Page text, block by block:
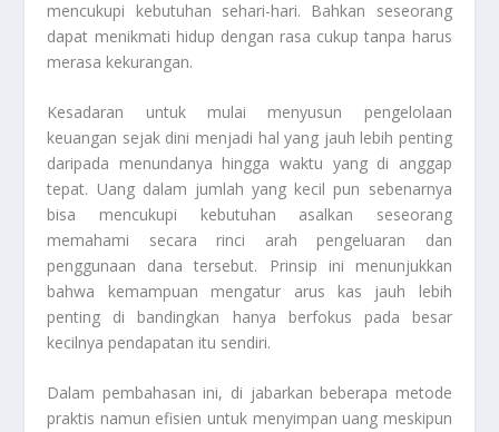
mencukupi kebutuhan sehari-hari. Bahkan seseorang
dapat menikmati hidup dengan rasa cukup tanpa harus
merasa kekurangan.
Kesadaran untuk mulai menyusun pengelolaan
keuangan sejak dini menjadi hal yang jauh lebih penting
daripada menundanya hingga waktu yang di anggap
tepat. Uang dalam jumlah yang kecil pun sebenarnya
bisa mencukupi kebutuhan asalkan seseorang
memahami secara rinci arah pengeluaran dan
penggunaan dana tersebut. Prinsip ini menunjukkan
bahwa kemampuan mengatur arus kas jauh lebih
penting di bandingkan hanya berfokus pada besar
kecilnya pendapatan itu sendiri.
Dalam pembahasan ini, di jabarkan beberapa metode
praktis namun efisien untuk menyimpan uang meskipun